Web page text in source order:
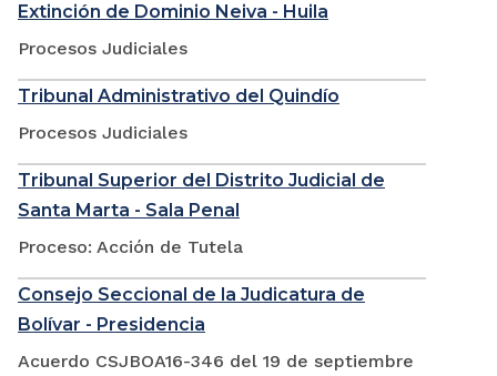
Extinción de Dominio Neiva - Huila
Procesos Judiciales
Tribunal Administrativo del Quindío
Procesos Judiciales
Tribunal Superior del Distrito Judicial de
Santa Marta - Sala Penal
Proceso: Acción de Tutela
Consejo Seccional de la Judicatura de
Bolívar - Presidencia
Acuerdo CSJBOA16-346 del 19 de septiembre